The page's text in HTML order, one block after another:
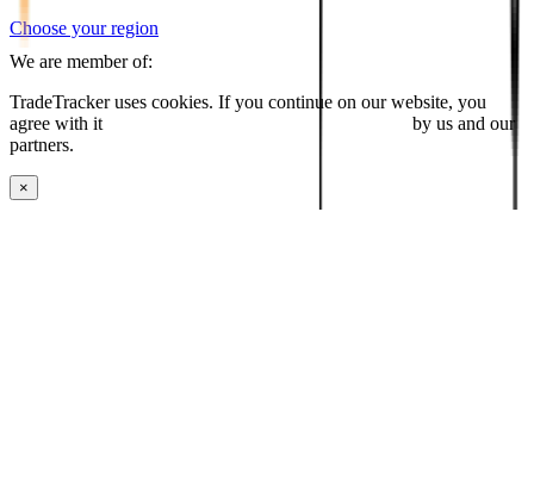
Choose your region
We are member of:
TradeTracker uses cookies. If you continue on our website, you
agree with it
by us and our
partners.
×